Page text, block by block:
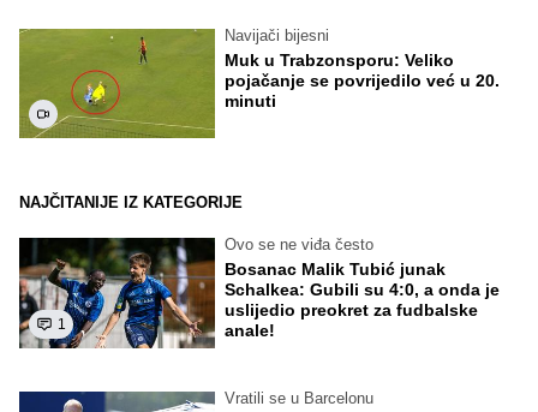
Navijači bijesni
Muk u Trabzonsporu: Veliko
pojačanje se povrijedilo već u 20.
minuti
NAJČITANIJE IZ KATEGORIJE
1
Ovo se ne viđa često
Bosanac Malik Tubić junak
Schalkea: Gubili su 4:0, a onda je
uslijedio preokret za fudbalske
anale!
Vratili se u Barcelonu